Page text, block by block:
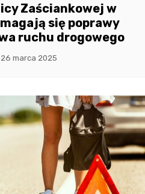
Zaściankowej w
się poprawy
ruchu drogowego
26 marca 2025